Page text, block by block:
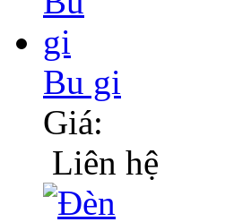
Bu gi
Giá:
Liên hệ